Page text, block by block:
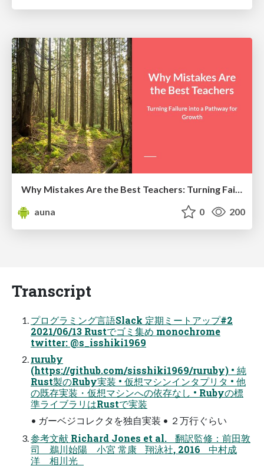
auna
0 200
Transcript
プログラミング言語Slack 定期ミートアップ#2
2021/06/13 Rustでゴミ集め monochrome
twitter: @s_isshiki1969
ruruby
(https://github.com/sisshiki1969/ruruby) • 純
Rust製のRuby実装 • 仮想マシンインタプリタ • 他
の既存実装・仮想マシンへの依存なし • Rubyの標
準ライブラリはRustで実装
• ガーベジコレクタを独自実装 • ２万行ぐらい
参考文献 Richard Jones et al. 翻訳監修：前田敦
司 鵜川始陽 小宮 常康 翔泳社, 2016 中村成
洋 相川光